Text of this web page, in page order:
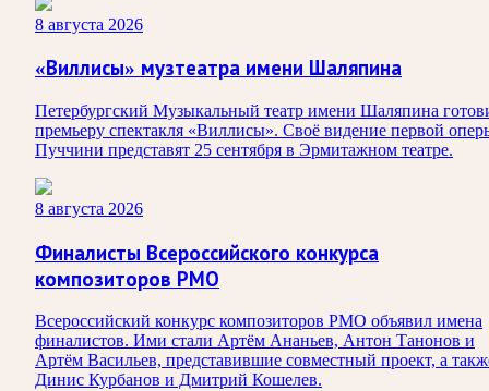
8 августа 2026
«Виллисы» музтеатра имени Шаляпина
Петербургский Музыкальный театр имени Шаляпина
премьеру спектакля «Виллисы». Своё видение первой
Пуччини представят 25 сентября в Эрмитажном театре.
8 августа 2026
Финалисты Всероссийского конкурса
композиторов РМО
Всероссийский конкурс композиторов РМО объявил имена
финалистов. Ими стали Артём Ананьев, Антон Танонов и
Артём Васильев, представившие совместный проект, а
Динис Курбанов и Дмитрий Кошелев.